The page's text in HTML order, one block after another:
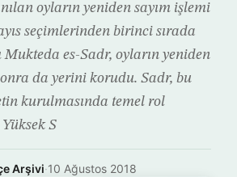
oyların yeniden sayım işlemi
seçimlerinden birinci sırada
Mukteda es-Sadr, oyların yeniden
da yerini korudu. Sadr, bu
kurulmasında temel rol
S
Arşivi·10 Ağustos 2018